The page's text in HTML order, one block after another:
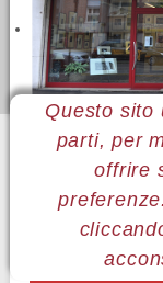
Questo sito
parti, per
offrire
Sei qui: Home
MENÙ
Costruzione e